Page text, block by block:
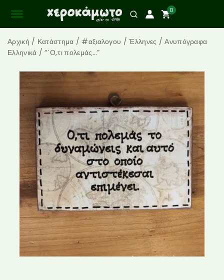
0
Αρχική / Κατάστημα / #αξιαλογου / Έλληνες / Ανυπόγραφα
Ελληνικά / “΄Ο,τι πολεμάς…”